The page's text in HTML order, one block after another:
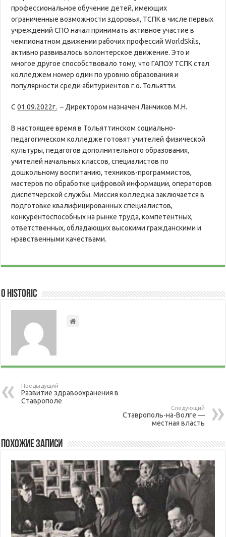
профессиональное обучение детей, имеющих
ограниченные возможности здоровья, ТСПК в числе первых
учреждений СПО начал принимать активное участие в
чемпионатном движении рабочих профессий WorldSkils,
активно развивалось волонтерское движение. Это и
многое другое способствовало тому, что ГАПОУ ТСПК стал
колледжем номер один по уровню образования и
популярности среди абитуриентов г.о. Тольятти.
С01.09.2022г. – Директором назначен Ланчиков М.Н.
В настоящее время в Тольяттинском социально-
педагогическом колледже готовят учителей физической
культуры, педагогов дополнительного образования,
учителей начальных классов, специалистов по
дошкольному воспитанию, техников-программистов,
мастеров по обработке цифровой информации, операторов
диспетчерской службы. Миссия колледжа заключается в
подготовке квалифицированных специалистов,
конкурентоспособных на рынке труда, компетентных,
ответственных, обладающих высокими гражданскими и
нравственными качествами.
О historic
Предыдущий
Развитие здравоохранения в
Ставрополе
Следующий
Ставрополь-на-Волге —
местная власть
Похожие записи